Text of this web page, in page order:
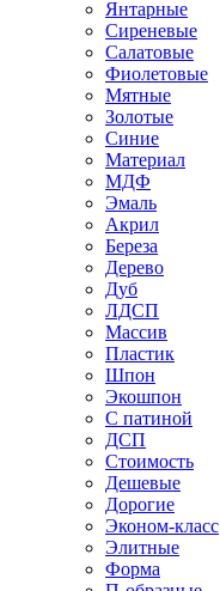
Янтарные
Сиреневые
Салатовые
Фиолетовые
Мятные
Золотые
Синие
Материал
МДФ
Эмаль
Акрил
Береза
Дерево
Дуб
ЛДСП
Массив
Пластик
Шпон
Экошпон
С патиной
ДСП
Стоимость
Дешевые
Дорогие
Эконом-класс
Элитные
Форма